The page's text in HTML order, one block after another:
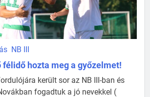
NB III
félidő hozta meg a győzelmet!
került sor az NB III-ban és
fogadtuk a jó nevekkel (